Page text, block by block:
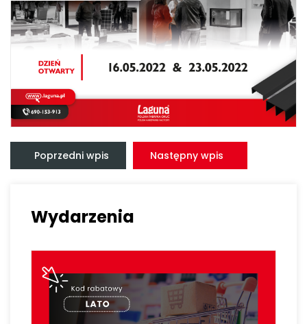
Nawigacja
wpisu
Poprzedni wpis Następny wpis
Wydarzenia